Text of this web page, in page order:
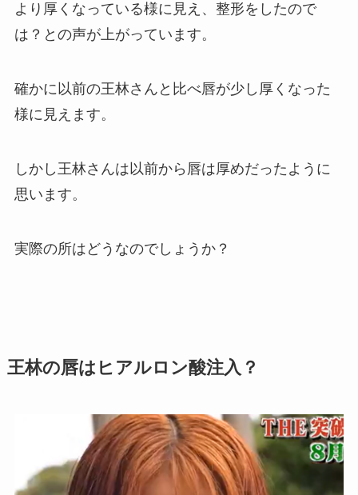
より厚くなっている様に見え、整形をしたので
は？との声が上がっています。
確かに以前の王林さんと比べ唇が少し厚くなった
様に見えます。
しかし王林さんは以前から唇は厚めだったように
思います。
実際の所はどうなのでしょうか？
王林の唇はヒアルロン酸注入？